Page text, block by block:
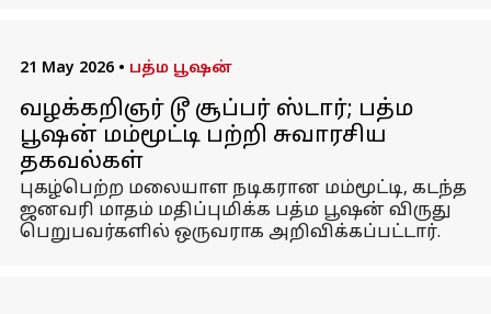
21 May 2026 • பத்ம பூஷன்
வழக்கறிஞர் டூ சூப்பர் ஸ்டார்; பத்ம
பூஷன் மம்மூட்டி பற்றி சுவாரசிய
தகவல்கள்
புகழ்பெற்ற மலையாள நடிகரான மம்மூட்டி, கடந்த
ஜனவரி மாதம் மதிப்புமிக்க பத்ம பூஷன் விருது
பெறுபவர்களில் ஒருவராக அறிவிக்கப்பட்டார்.